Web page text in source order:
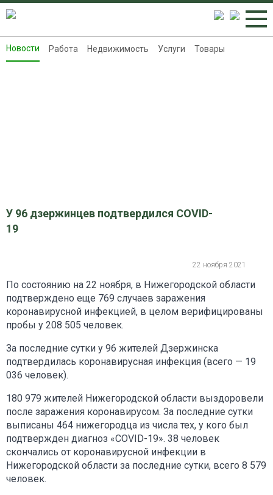
Новости
Новости Работа Недвижимость Услуги Товары
У 96 дзержинцев подтвердился COVID-
19
22 ноября 2021
По состоянию на 22 ноября, в Нижегородской области
подтверждено еще 769 случаев заражения
коронавирусной инфекцией, в целом верифицированы
пробы у 208 505 человек.
За последние сутки у 96 жителей Дзержинска
подтвердилась коронавирусная инфекция (всего — 19
036 человек).
180 979 жителей Нижегородской области выздоровели
после заражения коронавирусом. За последние сутки
выписаны 464 нижегородца из числа тех, у кого был
подтвержден диагноз «COVID-19». 38 человек
скончались от коронавирусной инфекции в
Нижегородской области за последние сутки, всего 8 579
человек.